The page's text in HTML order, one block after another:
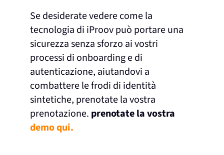
Se desiderate vedere come la
tecnologia di iProov può portare una
sicurezza senza sforzo ai vostri
processi di onboarding e di
autenticazione, aiutandovi a
combattere le frodi di identità
sintetiche, prenotate la vostra
prenotazione. prenotate la vostra
demo qui.